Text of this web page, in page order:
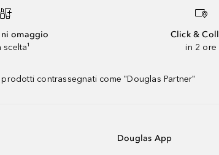
omaggio
scelta¹
Click &
in 2 ore
contrassegnati come "Douglas Partner"
Douglas App